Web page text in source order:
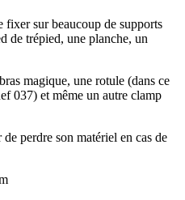
fixer sur beaucoup de supports
de trépied, une planche, un
magique, une rotule (dans ce
037) et même un autre clamp
perdre son matériel en cas de